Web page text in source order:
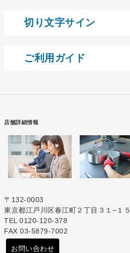
切り文字サイン
ご利用ガイド
店舗詳細情報
〒132-0003
東京都江戸川区春江町２丁目３１−１５
TEL 0120-120-378
FAX 03-5879-7002
お問い合わせ